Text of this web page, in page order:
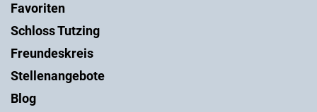
Favoriten
Schloss Tutzing
Freundeskreis
Stellenangebote
Blog